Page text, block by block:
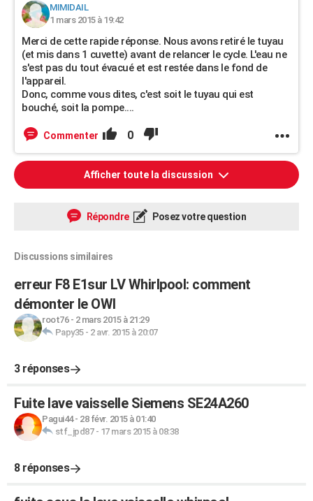
MIMIDAIL
1 mars 2015 à 19:42
Merci de cette rapide réponse. Nous avons retiré le tuyau
(et mis dans 1 cuvette) avant de relancer le cycle. L'eau ne
s'est pas du tout évacué et est restée dans le fond de
l'appareil.
Donc, comme vous dites, c'est soit le tuyau qui est
bouché, soit la pompe....
Commenter 0
Afficher toute la discussion
Répondre Posez votre question
Discussions similaires
erreur F8 E1sur LV Whirlpool: comment
démonter le OWI
root76- 2 mars 2015 à 21:29
Papy35- 2 avr. 2015 à 20:07
3 réponses
Fuite lave vaisselle Siemens SE24A260
Pagui44- 28 févr. 2015 à 01:40
stf_jpd87- 17 mars 2015 à 08:38
8 réponses